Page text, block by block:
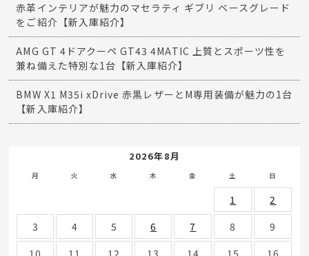
赤革インテリアが魅力のマセラティ ギブリ ベースグレード
をご紹介【新入庫紹介】
AMG GT 4ドアクーペ GT43 4MATIC 上質とスポーツ性を
兼ね備えた特別な1台【新入庫紹介】
BMW X1 M35i xDrive 赤黒レザーとM専用装備が魅力の1台
【新入庫紹介】
2026年8月
月 火 水 木 金 土 日
1
2
3
4 5 6 7 8
9